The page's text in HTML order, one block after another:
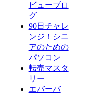
ビューブロ
グ
90日チャレ
ンジ！シニ
アのための
パソコン
転売マスタ
リー
エバーバ